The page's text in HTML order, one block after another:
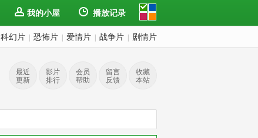
我的小屋 播放记录
科幻片 恐怖片 爱情片 战争片 剧情片
最近
更新
影片
排行
会员
帮助
留言
反馈
收藏
本站